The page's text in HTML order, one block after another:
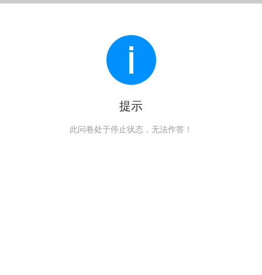
提示
此问卷处于停止状态，无法作答！